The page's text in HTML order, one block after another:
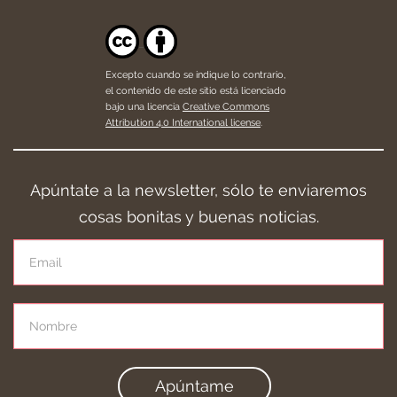
Excepto cuando se indique lo contrario,
el contenido de este sitio está licenciado
bajo una licencia Creative Commons
Attribution 4.0 International license.
Apúntate a la newsletter, sólo te enviaremos
cosas bonitas y buenas noticias.
Apúntame